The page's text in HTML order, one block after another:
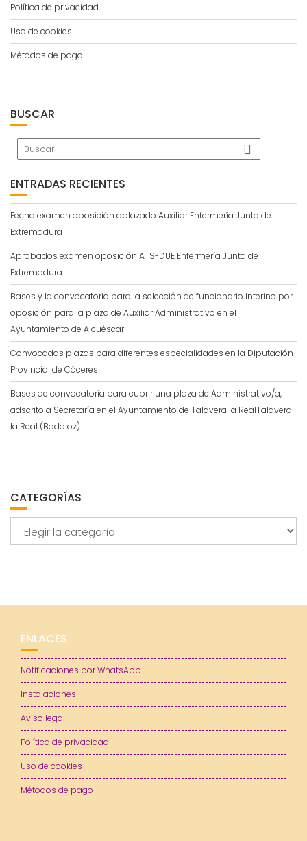
Política de privacidad
Uso de cookies
Métodos de pago
BUSCAR
ENTRADAS RECIENTES
Fecha examen oposición aplazado Auxiliar Enfermería Junta de
Extremadura
Aprobados examen oposición ATS-DUE Enfermería Junta de
Extremadura
Bases y la convocatoria para la selección de funcionario interino por
oposición para la plaza de Auxiliar Administrativo en el
Ayuntamiento de Alcuéscar
Convocadas plazas para diferentes especialidades en la Diputación
Provincial de Cáceres
Bases de convocatoria para cubrir una plaza de Administrativo/a,
adscrito a Secretaría en el Ayuntamiento de Talavera la RealTalavera
la Real (Badajoz)
CATEGORÍAS
ENLACES
Notificaciones por WhatsApp
Instalaciones
Aviso legal
Política de privacidad
Uso de cookies
Métodos de pago